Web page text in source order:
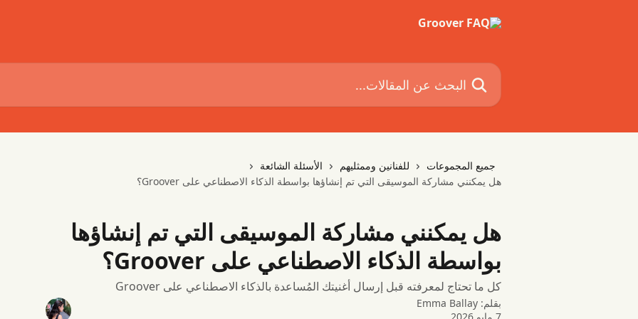
البحث عن المقالات...
جميع المجموعات للفنانين وممثليهم
الأسئلة الشائعة
هل يمكنني مشاركة الموسيقى التي تم إنشاؤها بواسطة الذكاء الاصطناعي على Groover؟
هل يمكنني مشاركة الموسيقى التي تم إنشاؤها
بواسطة الذكاء الاصطناعي على Groover؟
كل ما تحتاج لمعرفته قبل إرسال أغنيتك المُساعدة بالذكاء الاصطناعي على Groover
بقلم: Emma Ballay